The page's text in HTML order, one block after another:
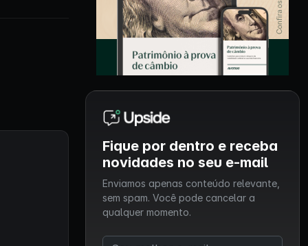
Fique por dentro e receba
novidades no seu e-mail
Enviamos apenas conteúdo relevante,
sem spam. Você pode cancelar a
qualquer momento.